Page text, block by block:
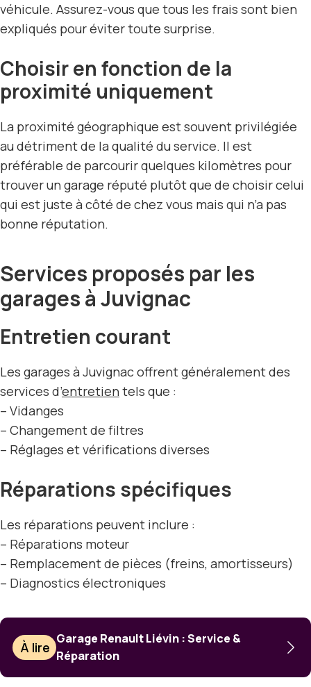
véhicule. Assurez-vous que tous les frais sont bien
expliqués pour éviter toute surprise.
Choisir en fonction de la
proximité uniquement
La proximité géographique est souvent privilégiée
au détriment de la qualité du service. Il est
préférable de parcourir quelques kilomètres pour
trouver un garage réputé plutôt que de choisir celui
qui est juste à côté de chez vous mais qui n’a pas
bonne réputation.
Services proposés par les
garages à Juvignac
Entretien courant
Les garages à Juvignac offrent généralement des
services d’entretien tels que :
– Vidanges
– Changement de filtres
– Réglages et vérifications diverses
Réparations spécifiques
Les réparations peuvent inclure :
– Réparations moteur
– Remplacement de pièces (freins, amortisseurs)
– Diagnostics électroniques
À lire
Garage Renault Liévin : Service &
Réparation